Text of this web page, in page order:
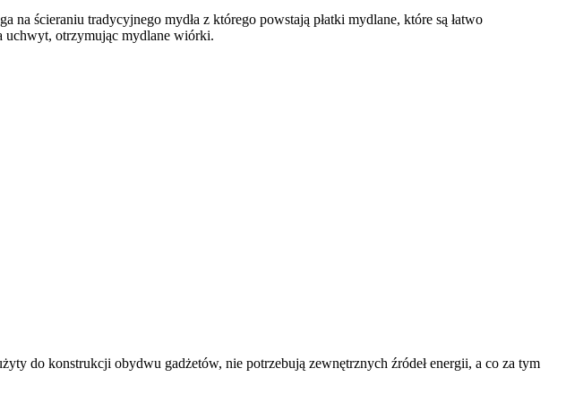
ścieraniu tradycyjnego mydła z którego powstają płatki mydlane, które są łatwo
uchwyt, otrzymując mydlane wiórki.
do konstrukcji obydwu gadżetów, nie potrzebują zewnętrznych źródeł energii, a co za tym